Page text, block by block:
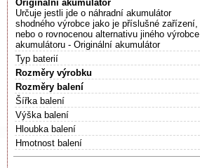
Originální akumulátor
Určuje jestli jde o náhradní akumulátor
shodného výrobce jako je příslušné zařízení,
nebo o rovnocenou alternativu jiného výrobce
akumulátoru - Originální akumulátor
Typ baterií
Rozměry výrobku
Rozměry balení
Šířka balení
Výška balení
Hloubka balení
Hmotnost balení